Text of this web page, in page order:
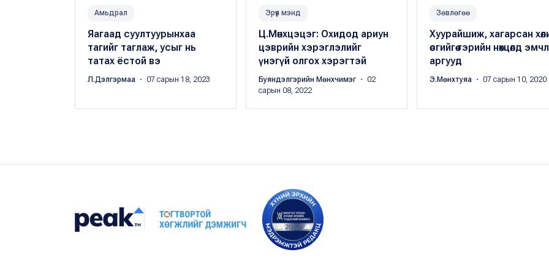
Амьдрал
Яагаад суултуурынхаа
тагийг таглаж, усыг нь
татах ёстой вэ
Л.Дэлгэрмаа ・ 07 сарын 18, 2023
Эрүүл мэнд
Ц.Мөнхцэцэг: Охидод ариун
цэврийн хэрэглэлийг
үнэгүй олгох хэрэгтэй
Буяндэлгэрийн Мөнхчимэг ・ 02
сарын 08, 2022
Зөвлөгөө
Хуурайшиж, хагарсан
өсгийгөө гэрийн нөхцөлд
аргууд
Э.Мөнхтуяа ・ 07 сарын 10, 2020